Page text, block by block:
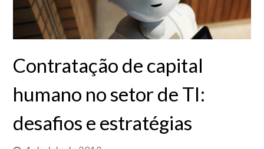
Contratação de capital
humano no setor de TI:
desafios e estratégias